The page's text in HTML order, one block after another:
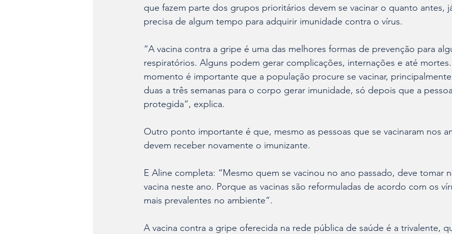
que fazem parte dos grupos prioritários devem se vacinar o quanto antes,
precisa de algum tempo para adquirir imunidade contra o vírus.
“A vacina contra a gripe é uma das melhores formas de prevenção para
respiratórios. Alguns podem gerar complicações, internações e até
momento é importante que a população procure se vacinar,
duas a três semanas para o corpo gerar imunidade, só depois que a
protegida”, explica.
Outro ponto importante é que, mesmo as pessoas que se vacinaram nos
devem receber novamente o imunizante.
E Aline completa: “Mesmo quem se vacinou no ano passado, deve tomar
vacina neste ano. Porque as vacinas são reformuladas de acordo com os
mais prevalentes no ambiente”.
A vacina contra a gripe oferecida na rede pública de saúde é a trivalente,